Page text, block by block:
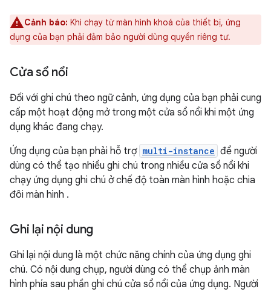
Cảnh báo: Khi chạy từ màn hình khoá của thiết bị, ứng
dụng của bạn phải đảm bảo người dùng quyền riêng tư.
Cửa sổ nổi
Đối với ghi chú theo ngữ cảnh, ứng dụng của bạn phải cung
cấp một hoạt động mở trong một cửa sổ nổi khi một ứng
dụng khác đang chạy.
Ứng dụng của bạn phải hỗ trợ multi-instance để người
dùng có thể tạo nhiều ghi chú trong nhiều cửa sổ nổi khi
chạy ứng dụng ghi chú ở chế độ toàn màn hình hoặc chia
đôi màn hình .
Ghi lại nội dung
Ghi lại nội dung là một chức năng chính của ứng dụng ghi
chú. Có nội dung chụp, người dùng có thể chụp ảnh màn
hình phía sau phần ghi chú cửa sổ nổi của ứng dụng. Người